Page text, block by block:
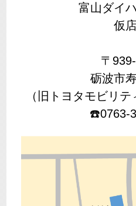
富山ダイ
仮
〒
砺波市
（旧トヨタモビリ
☎️0763-